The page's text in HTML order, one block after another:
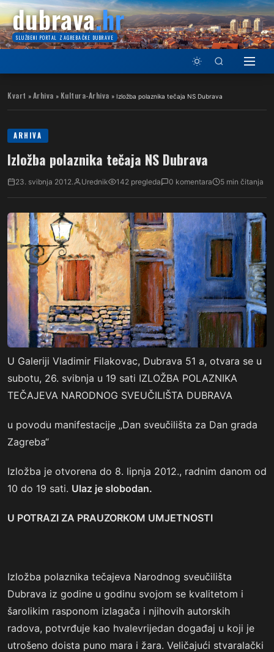
dubrava.hr
SLUŽBENI PORTAL ZAGREBAČKE DUBRAVE
Kvart » Arhiva » Kultura-Arhiva » Izložba polaznika tečaja NS Dubrava
ARHIVA
Izložba polaznika tečaja NS Dubrava
23. svibnja 2012. Urednik 142 pregleda 0 komentara 5 min čitanja
U Galeriji Vladimir Filakovac, Dubrava 51 a, otvara se u
subotu, 26. svibnja u 19 sati IZLOŽBA POLAZNIKA
TEČAJEVA NARODNOG SVEUČILIŠTA DUBRAVA
u povodu manifestacije „Dan sveučilišta za Dan grada
Zagreba“
Izložba je otvorena do 8. lipnja 2012., radnim danom od
10 do 19 sati. Ulaz je slobodan.
U POTRAZI ZA PRAUZORKOM UMJETNOSTI
Izložba polaznika tečajeva Narodnog sveučilišta
Dubrava iz godine u godinu svojom se kvalitetom i
šarolikim rasponom izlagača i njihovih autorskih
radova, potvrđuje kao hvalevrijedan događaj u koji je
utrošeno doista puno mara i žara. Veličajući stvaralački